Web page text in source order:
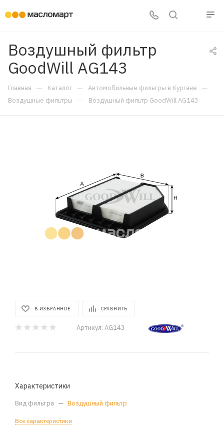
Воздушный фильтр
GoodWill AG143
Главная — Каталог — Автомобильные фильтры в Кургане —
Воздушные фильтры — Воздушный фильтр GoodWill AG143
В ИЗБРАННОЕ СРАВНИТЬ
Артикул: AG143
Характеристики
Вид фильтра — Воздушный фильтр
Все характеристики